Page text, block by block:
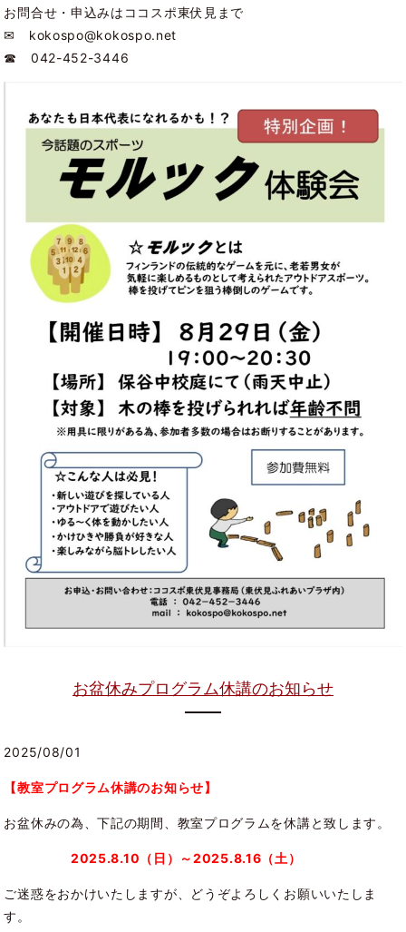
お問合せ・申込みはココスポ東伏見まで
✉ kokospo@kokospo.net
☎ 042-452-3446
お盆休みプログラム休講のお知らせ
2025/08/01
【教室プログラム休講のお知らせ】
お盆休みの為、下記の期間、教室プログラムを休講と致します。
2025.8.10（日）～2025.8.16（土）
ご迷惑をおかけいたしますが、どうぞよろしくお願いいたしま
す。